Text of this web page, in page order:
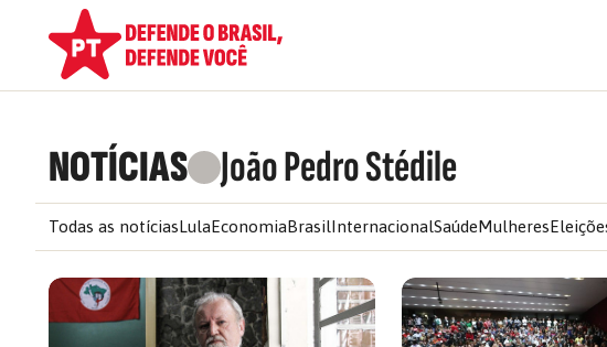
NOTÍCIAS João Pedro Stédile
Todas as notíciasLulaEconomiaBrasilInternacionalSaúdeMulheres